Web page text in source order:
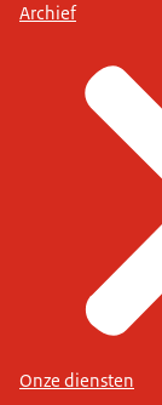
Archief
Onze diensten